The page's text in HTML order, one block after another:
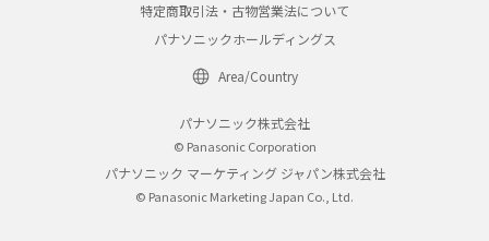
特定商取引法・古物営業法について
パナソニックホールディングス
Area/Country
パナソニック株式会社
© Panasonic Corporation
パナソニック マーケティング ジャパン株式会社
© Panasonic Marketing Japan Co., Ltd.